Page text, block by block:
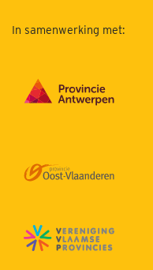
In samenwerking met: